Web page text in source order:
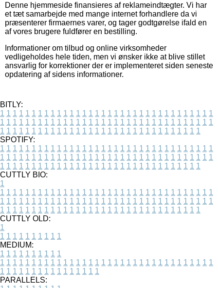
Denne hjemmeside finansieres af reklameindtægter. Vi har
et tæt samarbejde med mange internet forhandlere da vi
præsenterer firmaernes varer, og tager godtgørelse ifald en
af vores brugere fuldfører en bestilling.
Informationer om tilbud og online virksomheder
vedligeholdes hele tiden, men vi ønsker ikke at blive stillet
ansvarlig for korrektioner der er implementeret siden seneste
opdatering af sidens informationer.
BITLY:
1 1 1 1 1 1 1 1 1 1 1 1 1 1 1 1 1 1 1 1 1 1 1 1 1 1 1 1 1 1 1 1 1 1
1 1 1 1 1 1 1 1 1 1 1 1 1 1 1 1 1 1 1 1 1 1 1 1 1 1 1 1 1 1 1 1 1 1
1 1 1 1 1 1 1 1 1 1 1 1 1 1 1 1 1 1 1 1 1 1 1 1 1 1 1 1 1 1 1 1
SPOTIFY:
1 1 1 1 1 1 1 1 1 1 1 1 1 1 1 1 1 1 1 1 1 1 1 1 1 1 1 1 1 1 1 1 1 1
1 1 1 1 1 1 1 1 1 1 1 1 1 1 1 1 1 1 1 1 1 1 1 1 1 1 1 1 1 1 1 1 1 1
1 1 1 1 1 1 1 1 1 1 1 1 1 1 1 1 1 1 1 1 1 1 1 1 1 1 1 1 1 1 1 1
CUTTLY BIO:
1
1 1 1 1 1 1 1 1 1 1 1 1 1 1 1 1 1 1 1 1 1 1 1 1 1 1 1 1 1 1 1 1 1 1
1 1 1 1 1 1 1 1 1 1 1 1 1 1 1 1 1 1 1 1 1 1 1 1 1 1 1 1 1 1 1 1 1 1
1 1 1 1 1 1 1 1 1 1 1 1 1 1 1 1 1 1 1 1 1 1 1 1 1 1 1 1 1 1 1 1
CUTTLY OLD:
1
1 1 1 1 1 1 1 1 1 1
MEDIUM:
1 1 1 1 1 1 1 1 1 1
1 1 1 1 1 1 1 1 1 1 1 1 1 1 1 1 1 1 1 1 1 1 1 1 1 1 1 1 1 1 1 1 1 1
1 1 1 1 1 1 1 1 1 1 1 1 1 1 1 1
PARALLELS: